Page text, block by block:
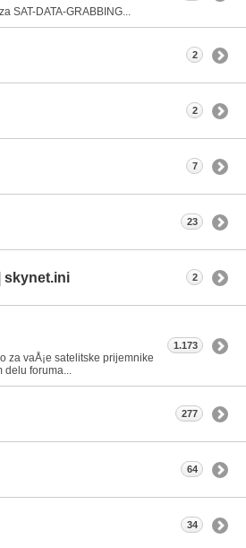
SAT-DATA-GRABBING...
2
2
7
23
skynet.ini 2
za vaÅ¡e satelitske prijemnike
delu foruma...
1.173
277
64
34